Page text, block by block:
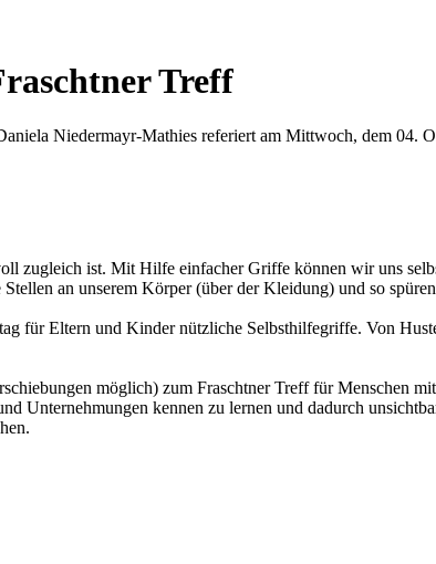
Treff
Niedermayr-Mathies referiert am Mittwoch, dem
zugleich ist. Mit Hilfe einfacher Griffe können wir uns
an unserem Körper (über der Kleidung) und so
für Eltern und Kinder nützliche Selbsthilfegriffe. Von
möglich) zum Fraschtner Treff für Menschen
Unternehmungen kennen zu lernen und dadurch